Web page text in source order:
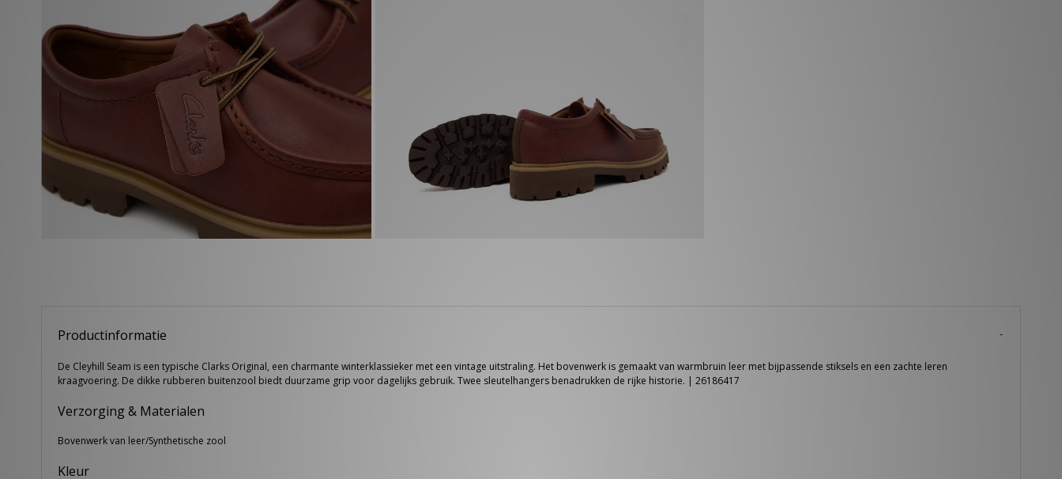
Productinformatie
De Cleyhill Seam is een typische Clarks Original, een charmante winterklassieker met een vintage uitstraling. Het bovenwerk is gemaakt van warmbruin leer met bijpassende stiksels en een zachte leren
kraagvoering. De dikke rubberen buitenzool biedt duurzame grip voor dagelijks gebruik. Twee sleutelhangers benadrukken de rijke historie. | 26186417
Verzorging & Materialen
Bovenwerk van leer/Synthetische zool
Kleur